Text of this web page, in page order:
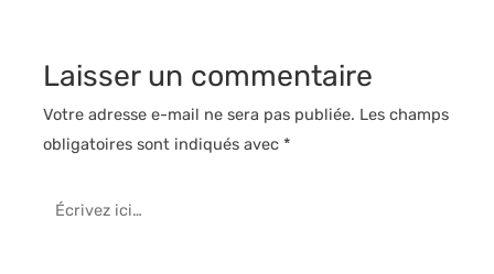
Laisser un commentaire
Votre adresse e-mail ne sera pas publiée. Les champs
obligatoires sont indiqués avec *
Écrivez